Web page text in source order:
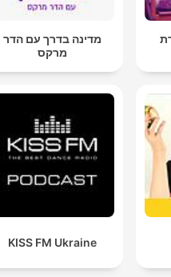
מדינה בדרך עם הדר
מרקס
KISS FM Ukraine